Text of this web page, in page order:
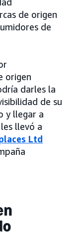
de origen
de
origen
darles la
de su
y llegar a
llevó a
Ltd